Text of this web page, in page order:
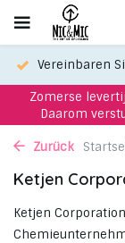
Vereinbaren
Zomerse
Daarom
Zurück
Ketjen
Ketjen